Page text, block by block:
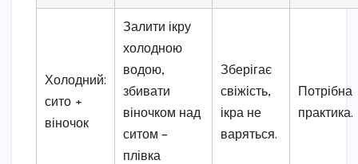
Холодний:
сито +
віночок
Залити ікру
холодною
водою,
збивати
віночком над
ситом –
плівка
Зберігає
свіжість,
ікра не
варяться.
Потрібна
практика.